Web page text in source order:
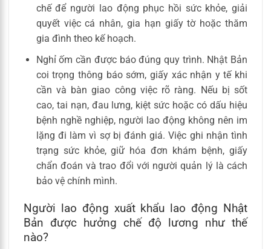
chế để người lao động phục hồi sức khỏe, giải
quyết việc cá nhân, gia hạn giấy tờ hoặc thăm
gia đình theo kế hoạch.
Nghỉ ốm cần được báo đúng quy trình. Nhật Bản
coi trọng thông báo sớm, giấy xác nhận y tế khi
cần và bàn giao công việc rõ ràng. Nếu bị sốt
cao, tai nạn, đau lưng, kiệt sức hoặc có dấu hiệu
bệnh nghề nghiệp, người lao động không nên im
lặng đi làm vì sợ bị đánh giá. Việc ghi nhận tình
trạng sức khỏe, giữ hóa đơn khám bệnh, giấy
chẩn đoán và trao đổi với người quản lý là cách
bảo vệ chính mình.
Người lao động xuất khẩu lao động Nhật
Bản được hưởng chế độ lương như thế
nào?